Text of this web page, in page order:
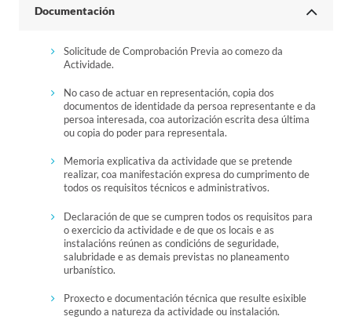
Documentación
Solicitude de Comprobación Previa ao comezo da
Actividade.
No caso de actuar en representación, copia dos
documentos de identidade da persoa representante e da
persoa interesada, coa autorización escrita desa última
ou copia do poder para representala.
Memoria explicativa da actividade que se pretende
realizar, coa manifestación expresa do cumprimento de
todos os requisitos técnicos e administrativos.
Declaración de que se cumpren todos os requisitos para
o exercicio da actividade e de que os locais e as
instalacións reúnen as condicións de seguridade,
salubridade e as demais previstas no planeamento
urbanístico.
Proxecto e documentación técnica que resulte esixible
segundo a natureza da actividade ou instalación.